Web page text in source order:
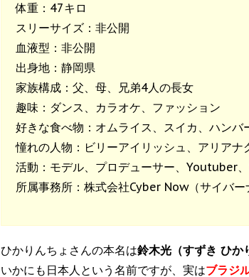
体重：47キロ
スリーサイズ：非公開
血液型：非公開
出身地：静岡県
家族構成：父、母、兄弟4人の長女
趣味：ダンス、カラオケ、ファッション
好きな食べ物：オムライス、スイカ、ハンバ
憧れの人物：ビリーアイリッシュ、アリアナ
活動：モデル、プロデューサー、Youtuber
所属事務所：株式会社Cyber Now（サイバー
ひかりんちょさんの本名は鈴木光（すずき ひか
いかにも日本人という名前ですが、実はブラジ